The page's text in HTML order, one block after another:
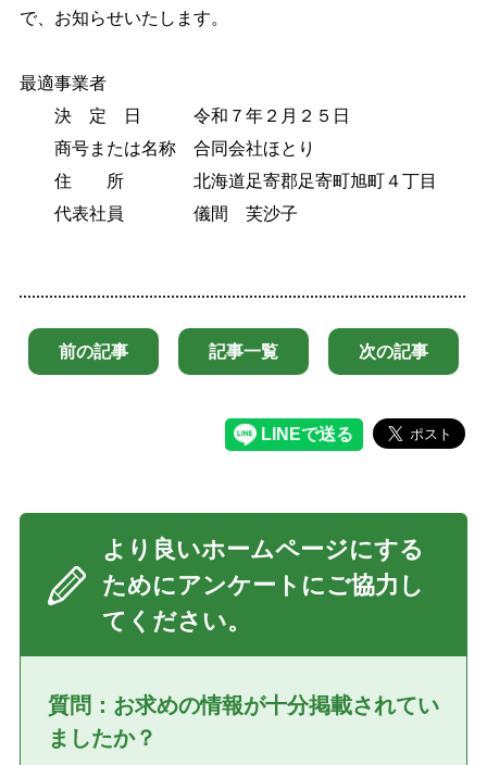
文字サイズ
色合い
白 黒 黄
リセット
language
閉じる
で、お知らせいたします。
最適事業者
決 定 日 令和７年２月２５日
商号または名称 合同会社ほとり
住 所 北海道足寄郡足寄町旭町４丁目
代表社員 儀間 芙沙子
前の記事 記事一覧 次の記事
より良いホームページにする
ためにアンケートにご協力し
てください。
質問：お求めの情報が十分掲載されてい
ましたか？